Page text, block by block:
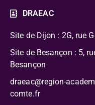
DRAEAC
Site de Dijon : 2G, rue
Site de Besançon : 5,
Besançon
draeac@region-
comte.fr